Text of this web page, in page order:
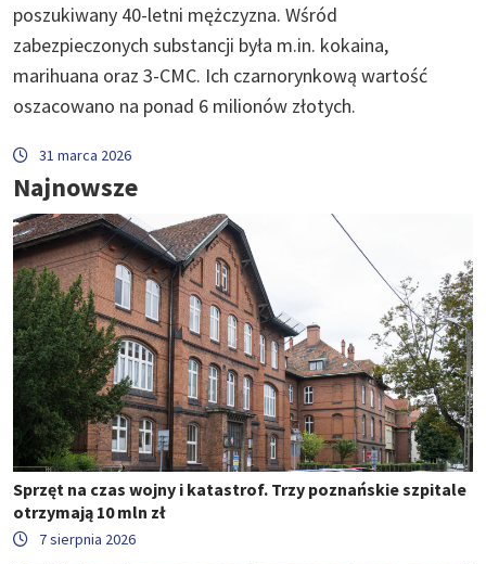
poszukiwany 40-letni mężczyzna. Wśród
zabezpieczonych substancji była m.in. kokaina,
marihuana oraz 3-CMC. Ich czarnorynkową wartość
oszacowano na ponad 6 milionów złotych.
31 marca 2026
Najnowsze
Sprzęt na czas wojny i katastrof. Trzy poznańskie szpitale
otrzymają 10 mln zł
7 sierpnia 2026